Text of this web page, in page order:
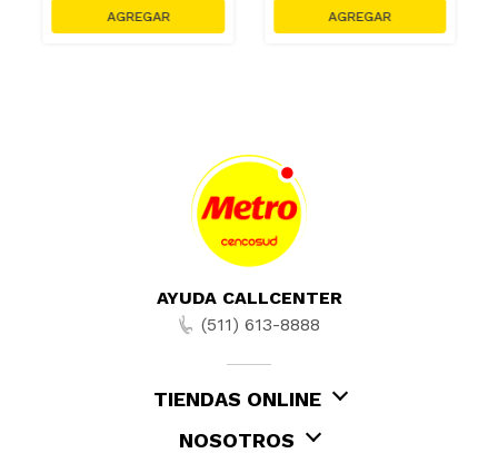
AYUDA CALLCENTER
(511) 613-8888
TIENDAS ONLINE
NOSOTROS